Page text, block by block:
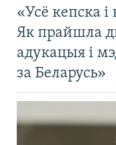
«Усё кепска і
Як прайшла
адукацыя і
за Беларусь»